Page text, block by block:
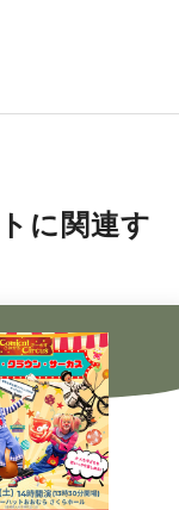
に関連す